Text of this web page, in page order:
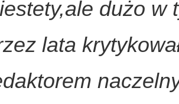
dużo w
lata